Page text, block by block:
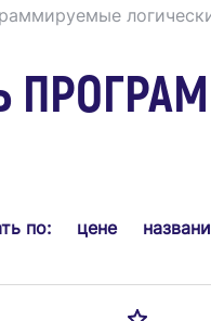
по: цене